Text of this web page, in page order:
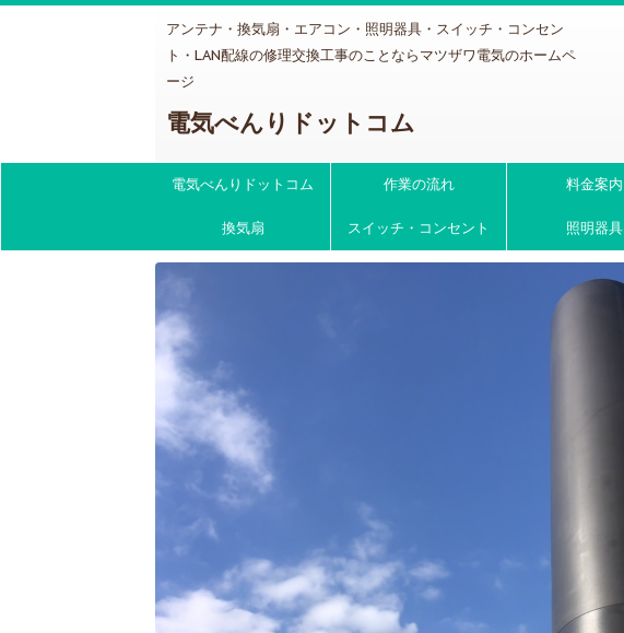
アンテナ・換気扇・エアコン・照明器具・スイッチ・コンセン
ト・LAN配線の修理交換工事のことならマツザワ電気のホームペ
ージ
電気べんりドットコム
電気べんりドットコム 作業の流れ 料金案内
換気扇 スイッチ・コンセント 照明器具